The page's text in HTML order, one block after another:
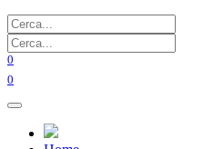
0
0